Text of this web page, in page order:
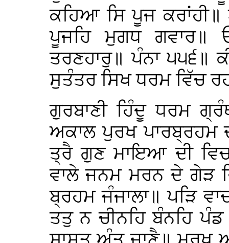
ਕਹਿਆ ਸਿ ਪੂਜ
ਪੂਜਹਿ ਮੁਗਧ ਗਵਾਰ॥
ਤਰਣਹਾਰੁ॥ ਪੰਨਾ ੫੫੬॥
ਸੁਤੰਤਰ ਸਿਖ ਧਰਮ ਵਿੱਚ
ਗੁਰਬਾਣੀ ਹਿੰਦੂ ਧਰਮ
ਅਕਾਲ ਪੁਰਖ ਪਾਰਬ੍ਰਹਮ
ਤ੍ਰੈ ਗੁਣ ਮਾਇਆ ਦੀ
ਵਾਲੇ ਜਨਮ ਮਰਨ ਦੇ ਗੇੜ
ਬ੍ਰਹਮ ਜੰਜਾਲਾ॥ ਪੜਿ
ਤਤੁ ਨ ਚੀਨਹਿ ਬੰਨਹਿ ਪੰਡ